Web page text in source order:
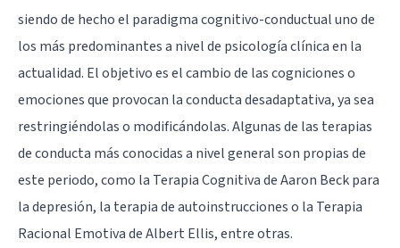
siendo de hecho el paradigma cognitivo-conductual uno de
los más predominantes a nivel de psicología clínica en la
actualidad. El objetivo es el cambio de las cogniciones o
emociones que provocan la conducta desadaptativa, ya sea
restringiéndolas o modificándolas. Algunas de las terapias
de conducta más conocidas a nivel general son propias de
este periodo, como la Terapia Cognitiva de Aaron Beckpara
la depresión, la terapia de autoinstrucciones o la Terapia
Racional Emotiva de Albert Ellis, entre otras.